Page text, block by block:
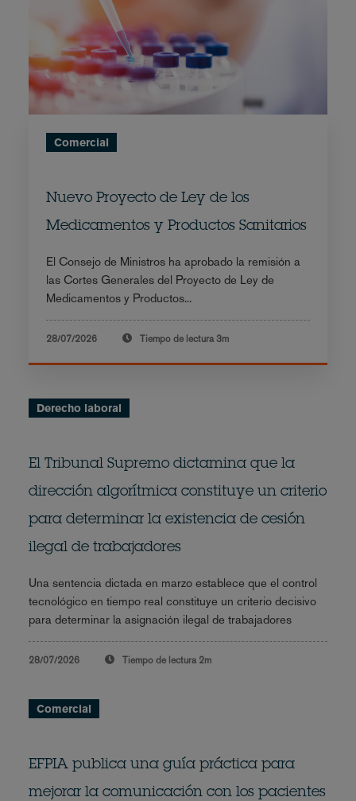
Comercial
Nuevo Proyecto de Ley de los
Medicamentos y Productos Sanitarios
El Consejo de Ministros ha aprobado la remisión a
las Cortes Generales del Proyecto de Ley de
Medicamentos y Productos...
28/07/2026 Tiempo de lectura 3m
Derecho laboral
El Tribunal Supremo dictamina que la
dirección algorítmica constituye un criterio
para determinar la existencia de cesión
ilegal de trabajadores
Una sentencia dictada en marzo establece que el control
tecnológico en tiempo real constituye un criterio decisivo
para determinar la asignación ilegal de trabajadores
28/07/2026 Tiempo de lectura 2m
Comercial
EFPIA publica una guía práctica para
mejorar la comunicación con los pacientes